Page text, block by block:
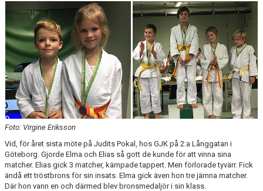
Foto: Virgine Eriksson
Vid, för året sista möte på Judits Pokal, hos GJK på 2:a Långgatan i
Göteborg. Gjorde Elma och Elias så gott de kunde för att vinna sina
matcher. Elias gick 3 matcher, kämpade tappert. Men förlorade tyvärr. Fick
ändå ett tröstbrons för sin insats. Elma gick även hon tre jämna matcher.
Där hon vann en och därmed blev bronsmedaljör i sin klass.